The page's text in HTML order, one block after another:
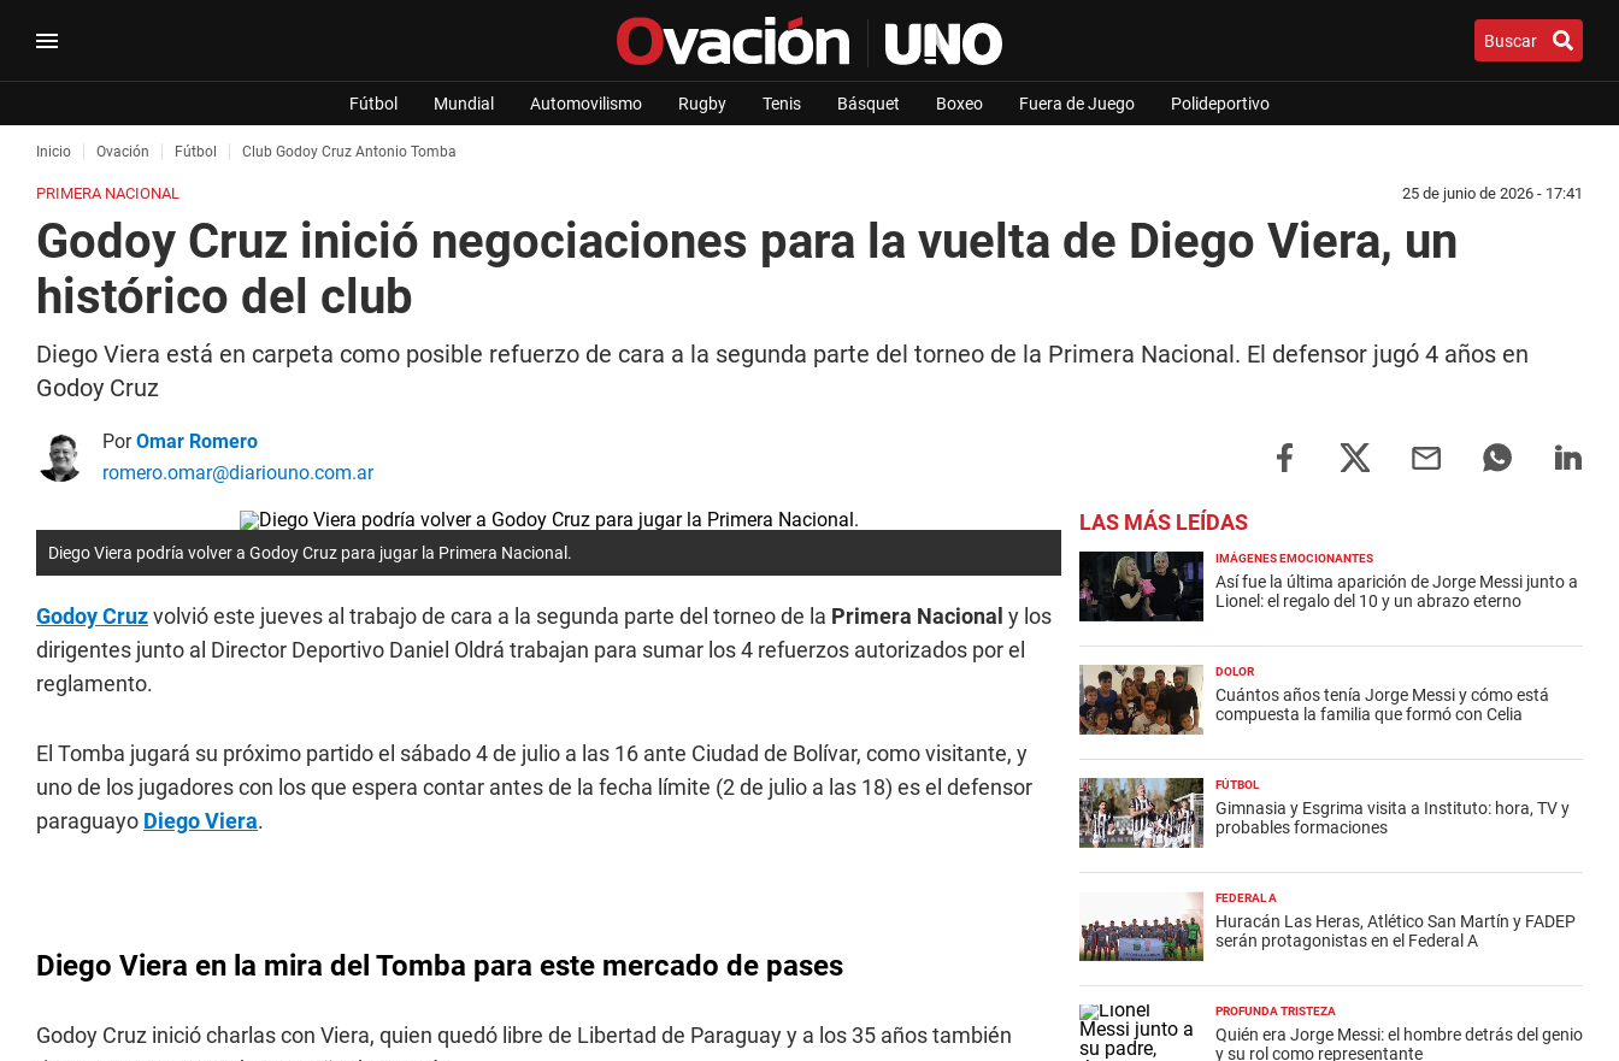
Buscar
Fútbol Mundial Automovilismo Rugby Tenis Básquet Boxeo Fuera de Juego Polideportivo
Inicio Ovación Fútbol Club Godoy Cruz Antonio Tomba
PRIMERA NACIONAL 25 de junio de 2026 - 17:41
Godoy Cruz inició negociaciones para la vuelta de Diego Viera, un
histórico del club
Diego Viera está en carpeta como posible refuerzo de cara a la segunda parte del torneo de la Primera Nacional. El defensor jugó 4 años en
Godoy Cruz
PorOmar Romero
romero.omar@diariouno.com.ar
Diego Viera podría volver a Godoy Cruz para jugar la Primera Nacional.
Godoy Cruzvolvió este jueves al trabajo de cara a la segunda parte del torneo de la Primera Nacional y los
dirigentes junto al Director Deportivo Daniel Oldrá trabajan para sumar los 4 refuerzos autorizados por el
reglamento.
El Tomba jugará su próximo partido el sábado 4 de julio a las 16 ante Ciudad de Bolívar, como visitante, y
uno de los jugadores con los que espera contar antes de la fecha límite (2 de julio a las 18) es el defensor
paraguayo Diego Viera.
Diego Viera en la mira del Tomba para este mercado de pases
Godoy Cruz inició charlas con Viera, quien quedó libre de Libertad de Paraguay y a los 35 años también
LAS MÁS LEÍDAS
IMÁGENES EMOCIONANTES
Así fue la última aparición de Jorge Messi junto a
Lionel: el regalo del 10 y un abrazo eterno
DOLOR
Cuántos años tenía Jorge Messi y cómo está
compuesta la familia que formó con Celia
FÚTBOL
Gimnasia y Esgrima visita a Instituto: hora, TV y
probables formaciones
FEDERAL A
Huracán Las Heras, Atlético San Martín y FADEP
serán protagonistas en el Federal A
PROFUNDA TRISTEZA
Quién era Jorge Messi: el hombre detrás del genio
y su rol como representante